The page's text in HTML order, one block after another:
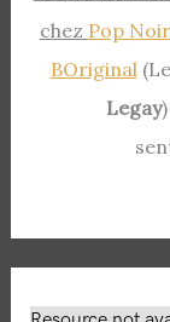
chez Pop
BOriginal
Legay